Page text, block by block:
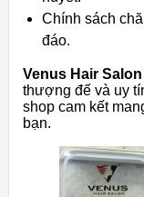
Chính sách
đáo.
Venus Hair Salon
thượng đế và uy
shop cam kết
bạn.